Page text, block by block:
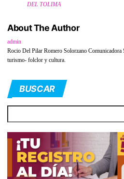
DEL TOLIMA
About The Author
admin
Rocio Del Pilar Romero Solorzano Comunicadora
turismo- folclor y cultura.
BUSCAR